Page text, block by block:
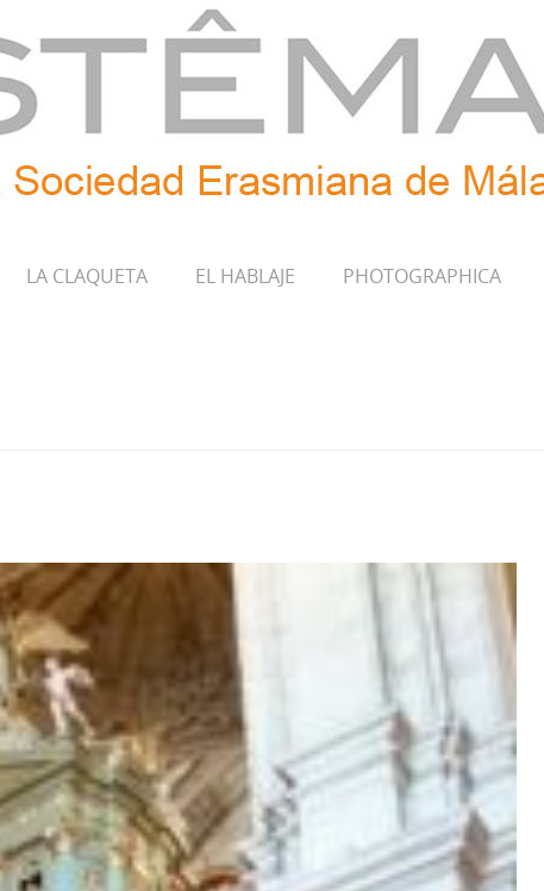
LA CLAQUETA EL HABLAJE PHOTOGRAPHICA